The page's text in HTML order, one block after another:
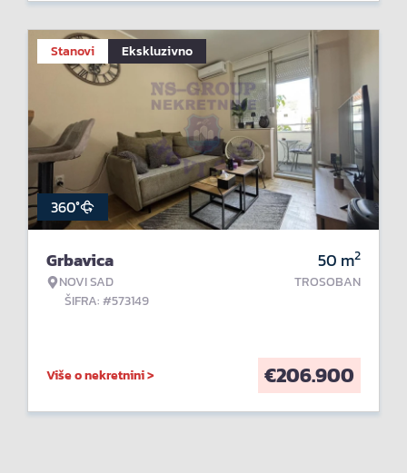
Stanovi Ekskluzivno
360°
Grbavica
NOVI SAD
ŠIFRA: #573149
50 m2
TROSOBAN
Više o nekretnini > €206.900